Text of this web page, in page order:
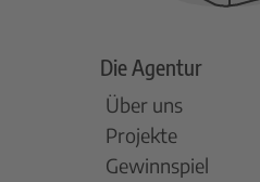
Die Agentur
Über uns
Projekte
Gewinnspiel